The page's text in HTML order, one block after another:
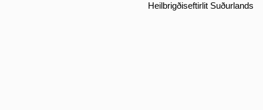
Heilbrigðiseftirlit Suðurlands